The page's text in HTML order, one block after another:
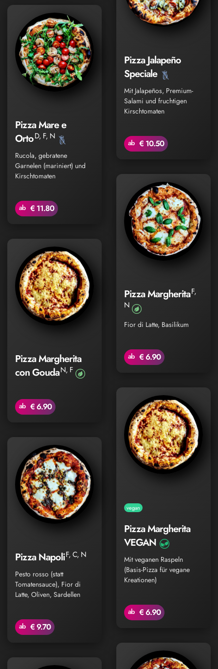
Pizza Jalapeño
Speciale
Mit Jalapeños, Premium-
Salami und fruchtigen
Kirschtomaten
ab € 10.50
Pizza Mare e
OrtoD, F, N
Rucola, gebratene
Garnelen (mariniert) und
Kirschtomaten
ab € 11.80
Pizza MargheritaF,
N
Fior di Latte, Basilikum
ab € 6.90
Pizza Margherita
con GoudaN, F
ab € 6.90
vegan
Pizza Margherita
VEGAN
Mit veganen Raspeln
(Basis-Pizza für vegane
Kreationen)
ab € 6.90
Pizza NapoliF, C, N
Pesto rosso (statt
Tomatensauce), Fior di
Latte, Oliven, Sardellen
ab € 9.70